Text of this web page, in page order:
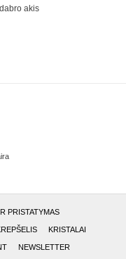
akis
PRISTATYMAS
KRISTALAI
NEWSLETTER